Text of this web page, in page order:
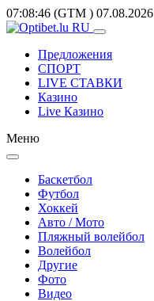
07:08:46 (GTM ) 07.08.2026
Предложения
СПОРТ
LIVE СТАВКИ
Казино
Live Казино
Меню
Баскетбол
Футбол
Хоккей
Авто / Мото
Пляжный волейбол
Волейбол
Другие
Фото
Видео